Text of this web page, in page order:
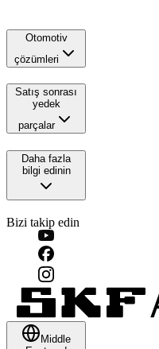
Otomotiv
çözümleri
Satış sonrası
yedek
parçalar
Daha fazla
bilgi edinin
Bizi takip edin
Middle